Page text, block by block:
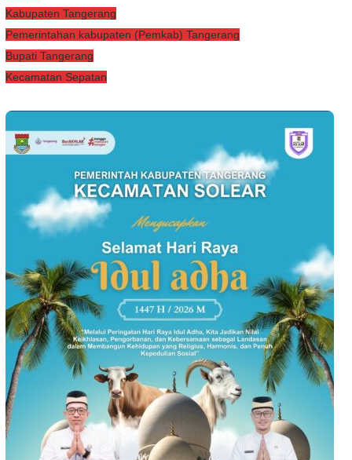
Kabupaten Tangerang
Pemerintahan kabupaten (Pemkab) Tangerang
Bupati Tangerang
Kecamatan Sepatan